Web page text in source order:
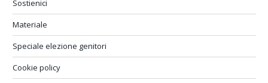
Sostienici
Materiale
Speciale elezione genitori
Cookie policy